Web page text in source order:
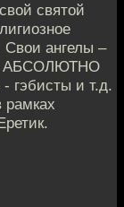
святой
Свои ангелы –
– АБСОЛЮТНО
гэбисты и т.д.
рамках